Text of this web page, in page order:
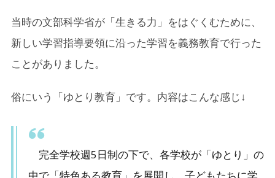
当時の文部科学省が「生きる力」をはぐくむために、
新しい学習指導要領に沿った学習を義務教育で行った
ことがありました。
俗にいう「ゆとり教育」です。内容はこんな感じ↓
完全学校週5日制の下で、各学校が「ゆとり」の